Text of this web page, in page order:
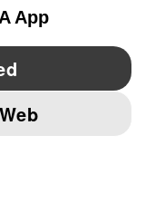
IMPRINT AND LEGAL DATA